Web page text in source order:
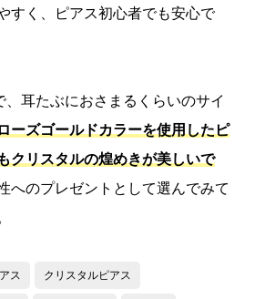
すく、ピアス初心者でも安心で
耳たぶにおさまるくらいのサイ
ーズゴールドカラーを使用したピ
クリスタルの煌めきが美しいで
へのプレゼントとして選んでみて
ス クリスタルピアス